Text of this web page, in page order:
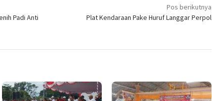
Padi Anti
Pos berikutnya
Plat Kendaraan Pake Huruf Langgar Perpol